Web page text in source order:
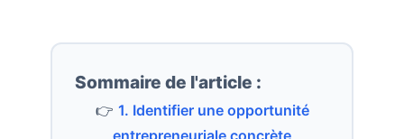
Sommaire de l'article :
👉 1. Identifier une opportunité